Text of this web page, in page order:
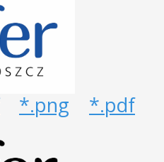
*.png *.pdf